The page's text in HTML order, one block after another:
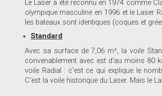
Le Laser a été reconnu en 1974 comme
olympique masculine en 1996 et le Laser
les bateaux sont identiques (coques et
Standard
Avec sa surface de 7,06 m², la voile
convenablement avec est d'au moins 80
voile Radial : c'est ce qui explique le
C'est la voile historique du Laser. Mais le